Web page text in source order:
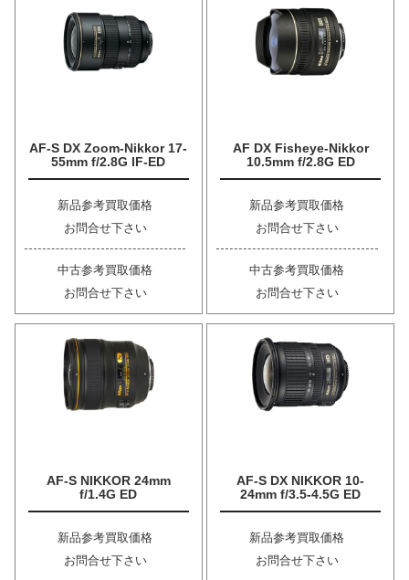
AF-S DX Zoom-Nikkor 17-
55mm f/2.8G IF-ED
新品参考買取価格
お問合せ下さい
中古参考買取価格
お問合せ下さい
AF DX Fisheye-Nikkor
10.5mm f/2.8G ED
新品参考買取価格
お問合せ下さい
中古参考買取価格
お問合せ下さい
AF-S NIKKOR 24mm
f/1.4G ED
新品参考買取価格
お問合せ下さい
AF-S DX NIKKOR 10-
24mm f/3.5-4.5G ED
新品参考買取価格
お問合せ下さい